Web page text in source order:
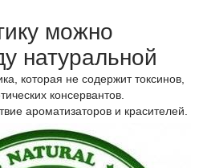
можно
натуральной
которая не содержит токсинов,
консервантов.
ароматизаторов и красителей.